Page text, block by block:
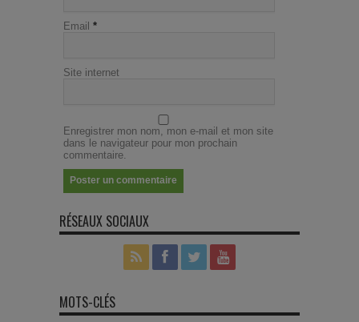
Email *
Site internet
Enregistrer mon nom, mon e-mail et mon site
dans le navigateur pour mon prochain
commentaire.
RÉSEAUX SOCIAUX
MOTS-CLÉS